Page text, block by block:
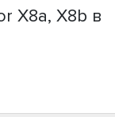
X8a, X8b в